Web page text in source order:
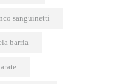
sanguinetti
barria